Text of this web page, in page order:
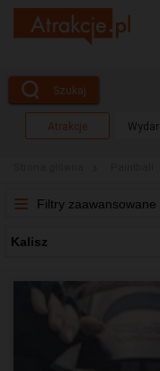
Szukaj
Atrakcje
Filtry zaawansowane
Kalisz